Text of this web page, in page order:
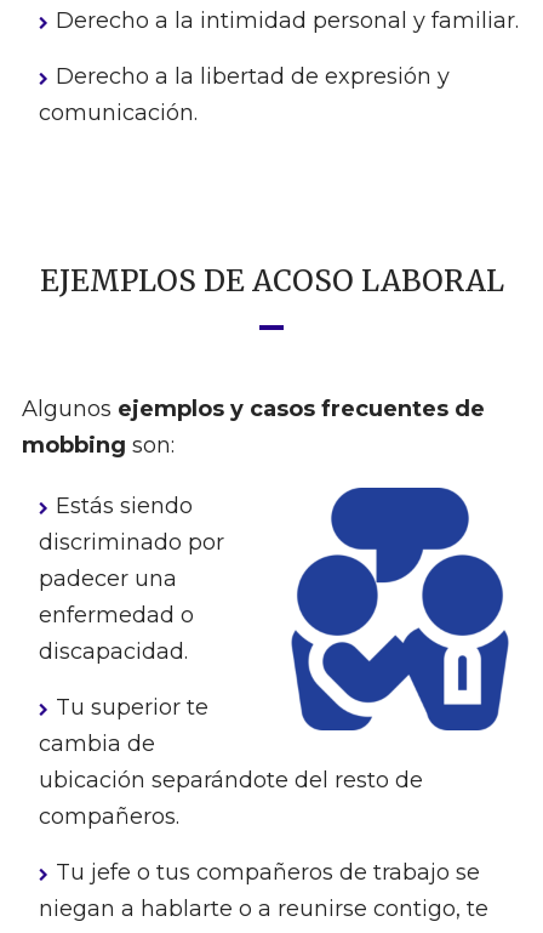
Derecho a la intimidad personal y familiar.
Derecho a la libertad de expresión y
comunicación.
EJEMPLOS DE ACOSO LABORAL
Algunos ejemplos y casos frecuentes de
mobbing son:
Estás siendo
discriminado por
padecer una
enfermedad o
discapacidad.
Tu superior te
cambia de
ubicación separándote del resto de
compañeros.
Tu jefe o tus compañeros de trabajo se
niegan a hablarte o a reunirse contigo, te